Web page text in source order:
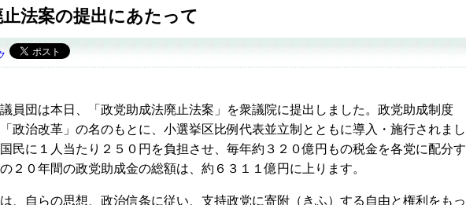
法案の提出にあたって
員団は本日、「政党助成法廃止法案」を衆議院に提出しました。政党助成制度
政治改革」の名のもとに、小選挙区比例代表並立制とともに導入・施行されまし
民に１人当たり２５０円を負担させ、毎年約３２０億円もの税金を各党に配分す
２０年間の政党助成金の総額は、約６３１１億円に上ります。
、自らの思想、政治信条に従い、支持政党に寄附（きふ）する自由と権利をもっ